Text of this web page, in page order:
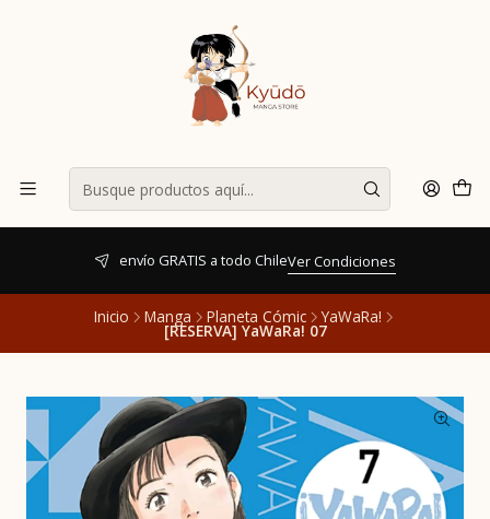
envío GRATIS a todo ChileVer Condiciones
Inicio Manga Planeta Cómic YaWaRa!
[RESERVA] YaWaRa! 07